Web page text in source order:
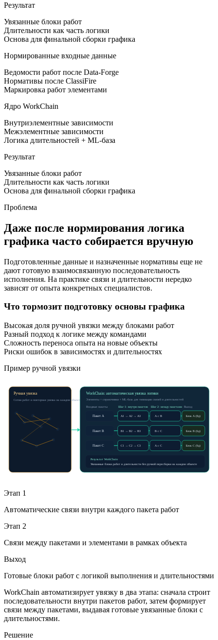
Результат
Увязанные блоки работ
Длительности как часть логики
Основа для финальной сборки графика
Нормированные входные данные
Ведомости работ после Data-Forge
Нормативы после ClassiFire
Маркировка работ элементами
Ядро WorkChain
Внутриэлементные зависимости
Межэлементные зависимости
Логика длительностей + ML-база
Результат
Увязанные блоки работ
Длительности как часть логики
Основа для финальной сборки графика
Проблема
Даже после нормирования логика
графика часто собирается вручную
Подготовленные данные и назначенные нормативы еще не
дают готовую взаимосвязанную последовательность
исполнения. На практике связи и длительности нередко
зависят от опыта конкретных специалистов.
Что тормозит подготовку основы графика
Высокая доля ручной увязки между блоками работ
Разный подход к логике между командами
Сложность переноса опыта на новые объекты
Риски ошибок в зависимостях и длительностях
Пример ручной увязки
Ручная увязка
Сотни работ и повторная увязка на каждом объекте
WorkChain: автоматическая увязка логики
Элементы + справочники + ML-база для типизации связей и длительностей
Входные пакеты Шаг 1: внутри пакетов Шаг 2: между пакетами Выход
Пакет A
Пакет B
Пакет C
A1 → A2 → A3
B1 → B2 → B3
C1 → C2 → C3
A с B
B с C
A с C
Блок A (8д)
Блок B (6д)
Блок C (9д)
Результат WorkChain
Увязанные блоки работ и длительности без ручной пересборки на каждом объекте
Этап 1
Автоматические связи внутри каждого пакета работ
Этап 2
Связи между пакетами и элементами в рамках объекта
Выход
Готовые блоки работ с логикой выполнения и длительностями
WorkChain автоматизирует увязку в два этапа: сначала строит
последовательности внутри пакетов работ, затем формирует
связи между пакетами, выдавая готовые увязанные блоки с
длительностями.
Решение